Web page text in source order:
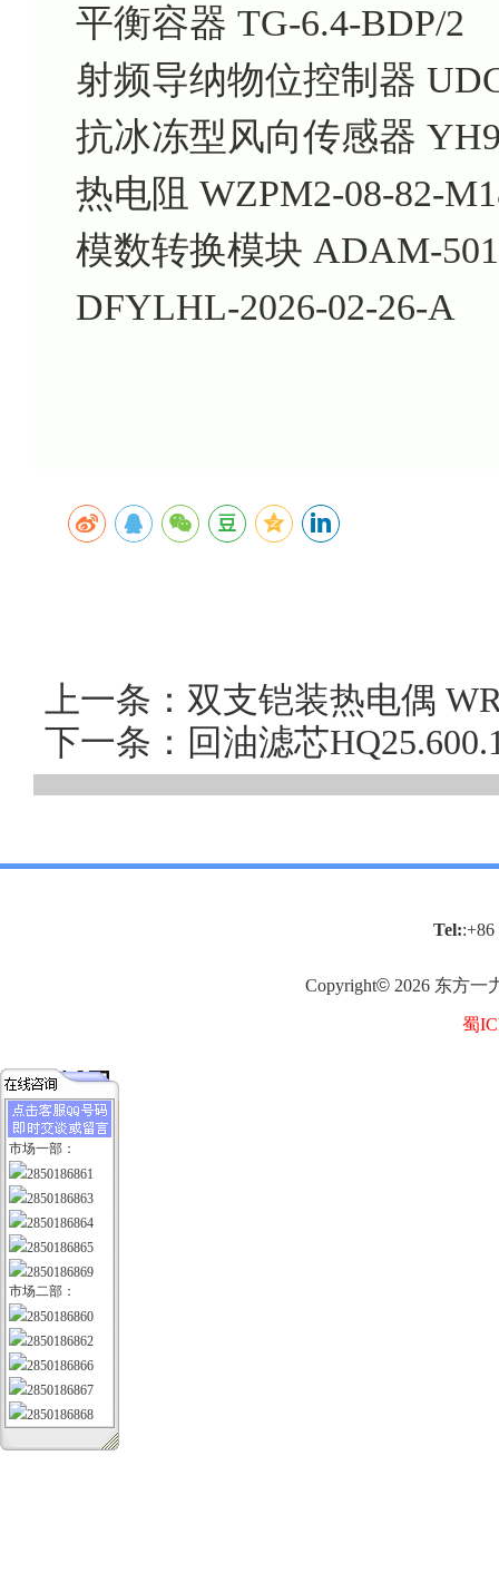
平衡容器 TG-6.4-BDP/2
射频导纳物位控制器
抗冰冻型风向传感器
热电阻 WZPM2-08-82-
模数转换模块 ADAM-
DFYLHL-2026-02-26-A
上一条：双支铠装热电偶
下一条：回油滤芯
Tel::+86
Copyright© 2026 东方一
蜀
市场一部：
2850186861
2850186863
2850186864
2850186865
2850186869
市场二部：
2850186860
2850186862
2850186866
2850186867
2850186868